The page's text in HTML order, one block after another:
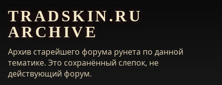
TRADSKIN.RU
ARCHIVE
Архив старейшего форума рунета по данной
тематике. Это сохранённый слепок, не
действующий форум.